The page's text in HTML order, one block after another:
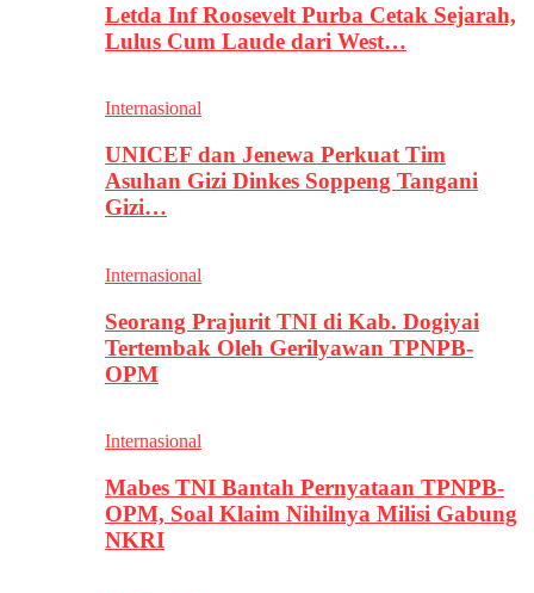
Letda Inf Roosevelt Purba Cetak Sejarah,
Lulus Cum Laude dari West…
Internasional
UNICEF dan Jenewa Perkuat Tim
Asuhan Gizi Dinkes Soppeng Tangani
Gizi…
Internasional
Seorang Prajurit TNI di Kab. Dogiyai
Tertembak Oleh Gerilyawan TPNPB-
OPM
Internasional
Mabes TNI Bantah Pernyataan TPNPB-
OPM, Soal Klaim Nihilnya Milisi Gabung
NKRI